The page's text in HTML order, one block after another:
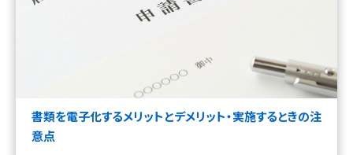
書類を電子化するメリットとデメリット・実施するときの注
意点